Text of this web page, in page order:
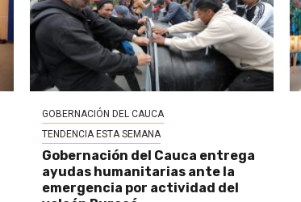
GOBERNACIÓN DEL CAUCA
TENDENCIA ESTA SEMANA
Gobernación del Cauca entrega
ayudas humanitarias ante la
emergencia por actividad del